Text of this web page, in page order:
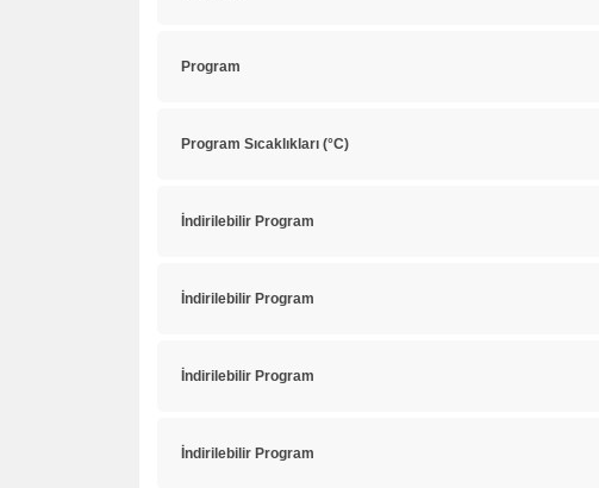
Program
Program Sıcaklıkları (°C)
İndirilebilir Program
İndirilebilir Program
İndirilebilir Program
İndirilebilir Program